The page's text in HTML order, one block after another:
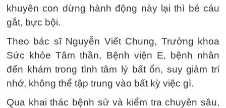
khuyên con dừng hành động này lại thì bé cáu
gắt, bực bội.
Theo bác sĩ Nguyễn Viết Chung, Trưởng khoa
Sức khỏe Tâm thần, Bệnh viện E, bệnh nhân
đến khám trong tình tâm lý bất ổn, suy giảm trí
nhớ, không thể tập trung vào bất kỳ việc gì.
Qua khai thác bệnh sử và kiểm tra chuyên sâu,